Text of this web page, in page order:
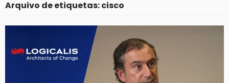
Arquivo de etiquetas: cisco